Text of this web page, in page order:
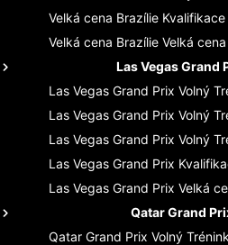
Velká cena Brazílie Kvalifikace
Velká cena Brazílie Velká cena
Las Vegas Grand
Las Vegas Grand Prix Volný
Las Vegas Grand Prix Volný
Las Vegas Grand Prix Volný
Las Vegas Grand Prix
Las Vegas Grand Prix Velká
Qatar Grand
Qatar Grand Prix Volný